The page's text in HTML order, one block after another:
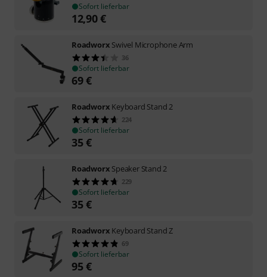
Sofort lieferbar
12,90€
Roadworx Swivel Microphone Arm
36
Sofort lieferbar
69€
Roadworx Keyboard Stand 2
224
Sofort lieferbar
35€
Roadworx Speaker Stand 2
229
Sofort lieferbar
35€
Roadworx Keyboard Stand Z
69
Sofort lieferbar
95€